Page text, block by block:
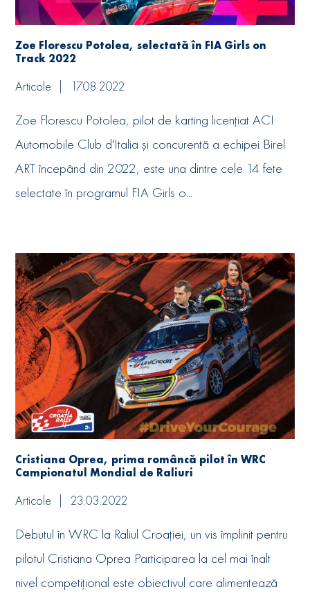
Zoe Florescu Potolea, selectată în FIA Girls on
Track 2022
Articole 17.08.2022
Zoe Florescu Potolea, pilot de karting licențiat ACI
Automobile Club d'Italia și concurentă a echipei Birel
ART începând din 2022, este una dintre cele 14 fete
selectate în programul FIA Girls o...
Cristiana Oprea, prima româncă pilot în WRC
Campionatul Mondial de Raliuri
Articole 23.03.2022
Debutul în WRC la Raliul Croației, un vis împlinit pentru
pilotul Cristiana Oprea Participarea la cel mai înalt
nivel competițional este obiectivul care alimentează